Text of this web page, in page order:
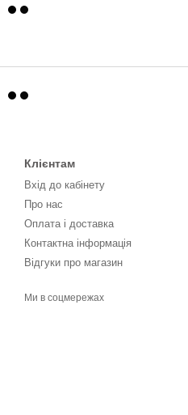
Клієнтам
Вхід до кабінету
Про нас
Оплата і доставка
Контактна інформація
Відгуки про магазин
Ми в соцмережах